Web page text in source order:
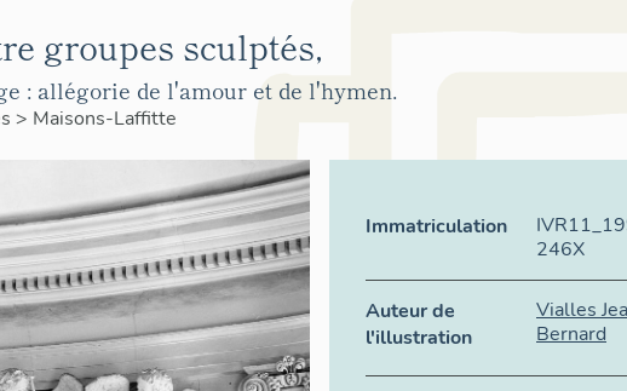
groupes sculptés,
: allégorie de l'amour et de l'hymen.
> Maisons-Laffitte
Immatriculation
246X
Auteur de
l'illustration
Vialles
Bernard